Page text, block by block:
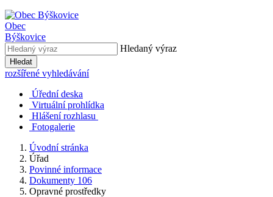
Obec
Býškovice
Hledaný výraz
Hledat
rozšířené vyhledávání
Úřední deska
Virtuální prohlídka
Hlášení rozhlasu
Fotogalerie
Úvodní stránka
Úřad
Povinné informace
Dokumenty 106
Opravné prostředky